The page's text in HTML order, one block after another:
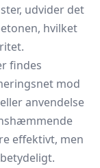
udvider det
hvilket
findes
mod
anvendelse
effektivt, men